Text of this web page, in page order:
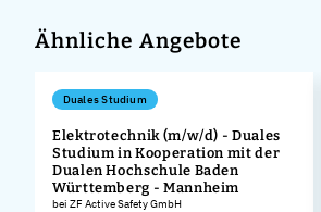
Ähnliche Angebote
Duales Studium
Elektrotechnik (m/w/d) - Duales
Studium in Kooperation mit der
Dualen Hochschule Baden
Württemberg - Mannheim
bei ZF Active Safety GmbH